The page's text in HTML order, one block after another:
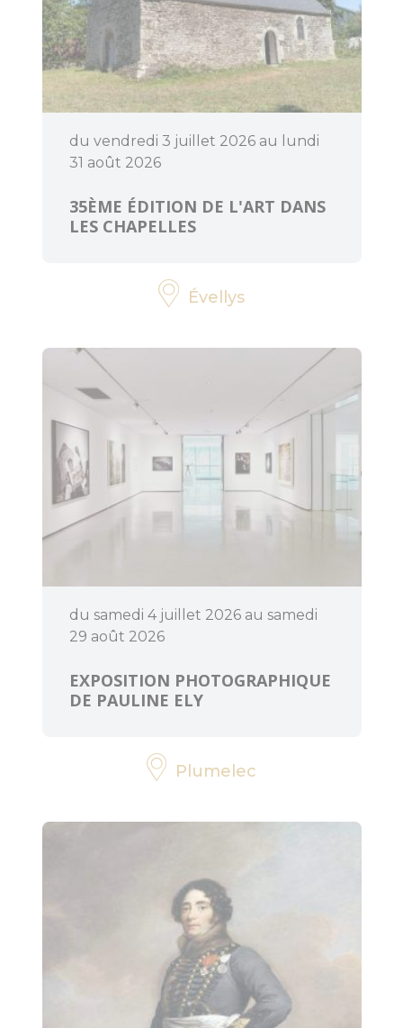
Découvrir Dormir
du vendredi 3 juillet 2026 au lundi
31 août 2026
35ÈME ÉDITION DE L'ART DANS
LES CHAPELLES
Évellys
du samedi 4 juillet 2026 au samedi
29 août 2026
EXPOSITION PHOTOGRAPHIQUE
DE PAULINE ELY
Plumelec